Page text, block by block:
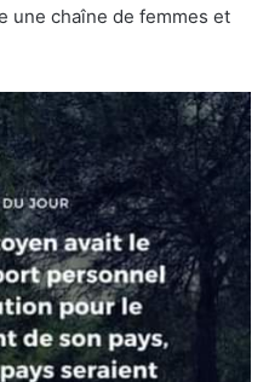
une chaîne de femmes et